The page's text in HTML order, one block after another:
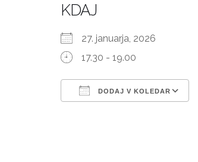
KDAJ
27. januarja, 2026
17.30 - 19.00
DODAJ V KOLEDAR